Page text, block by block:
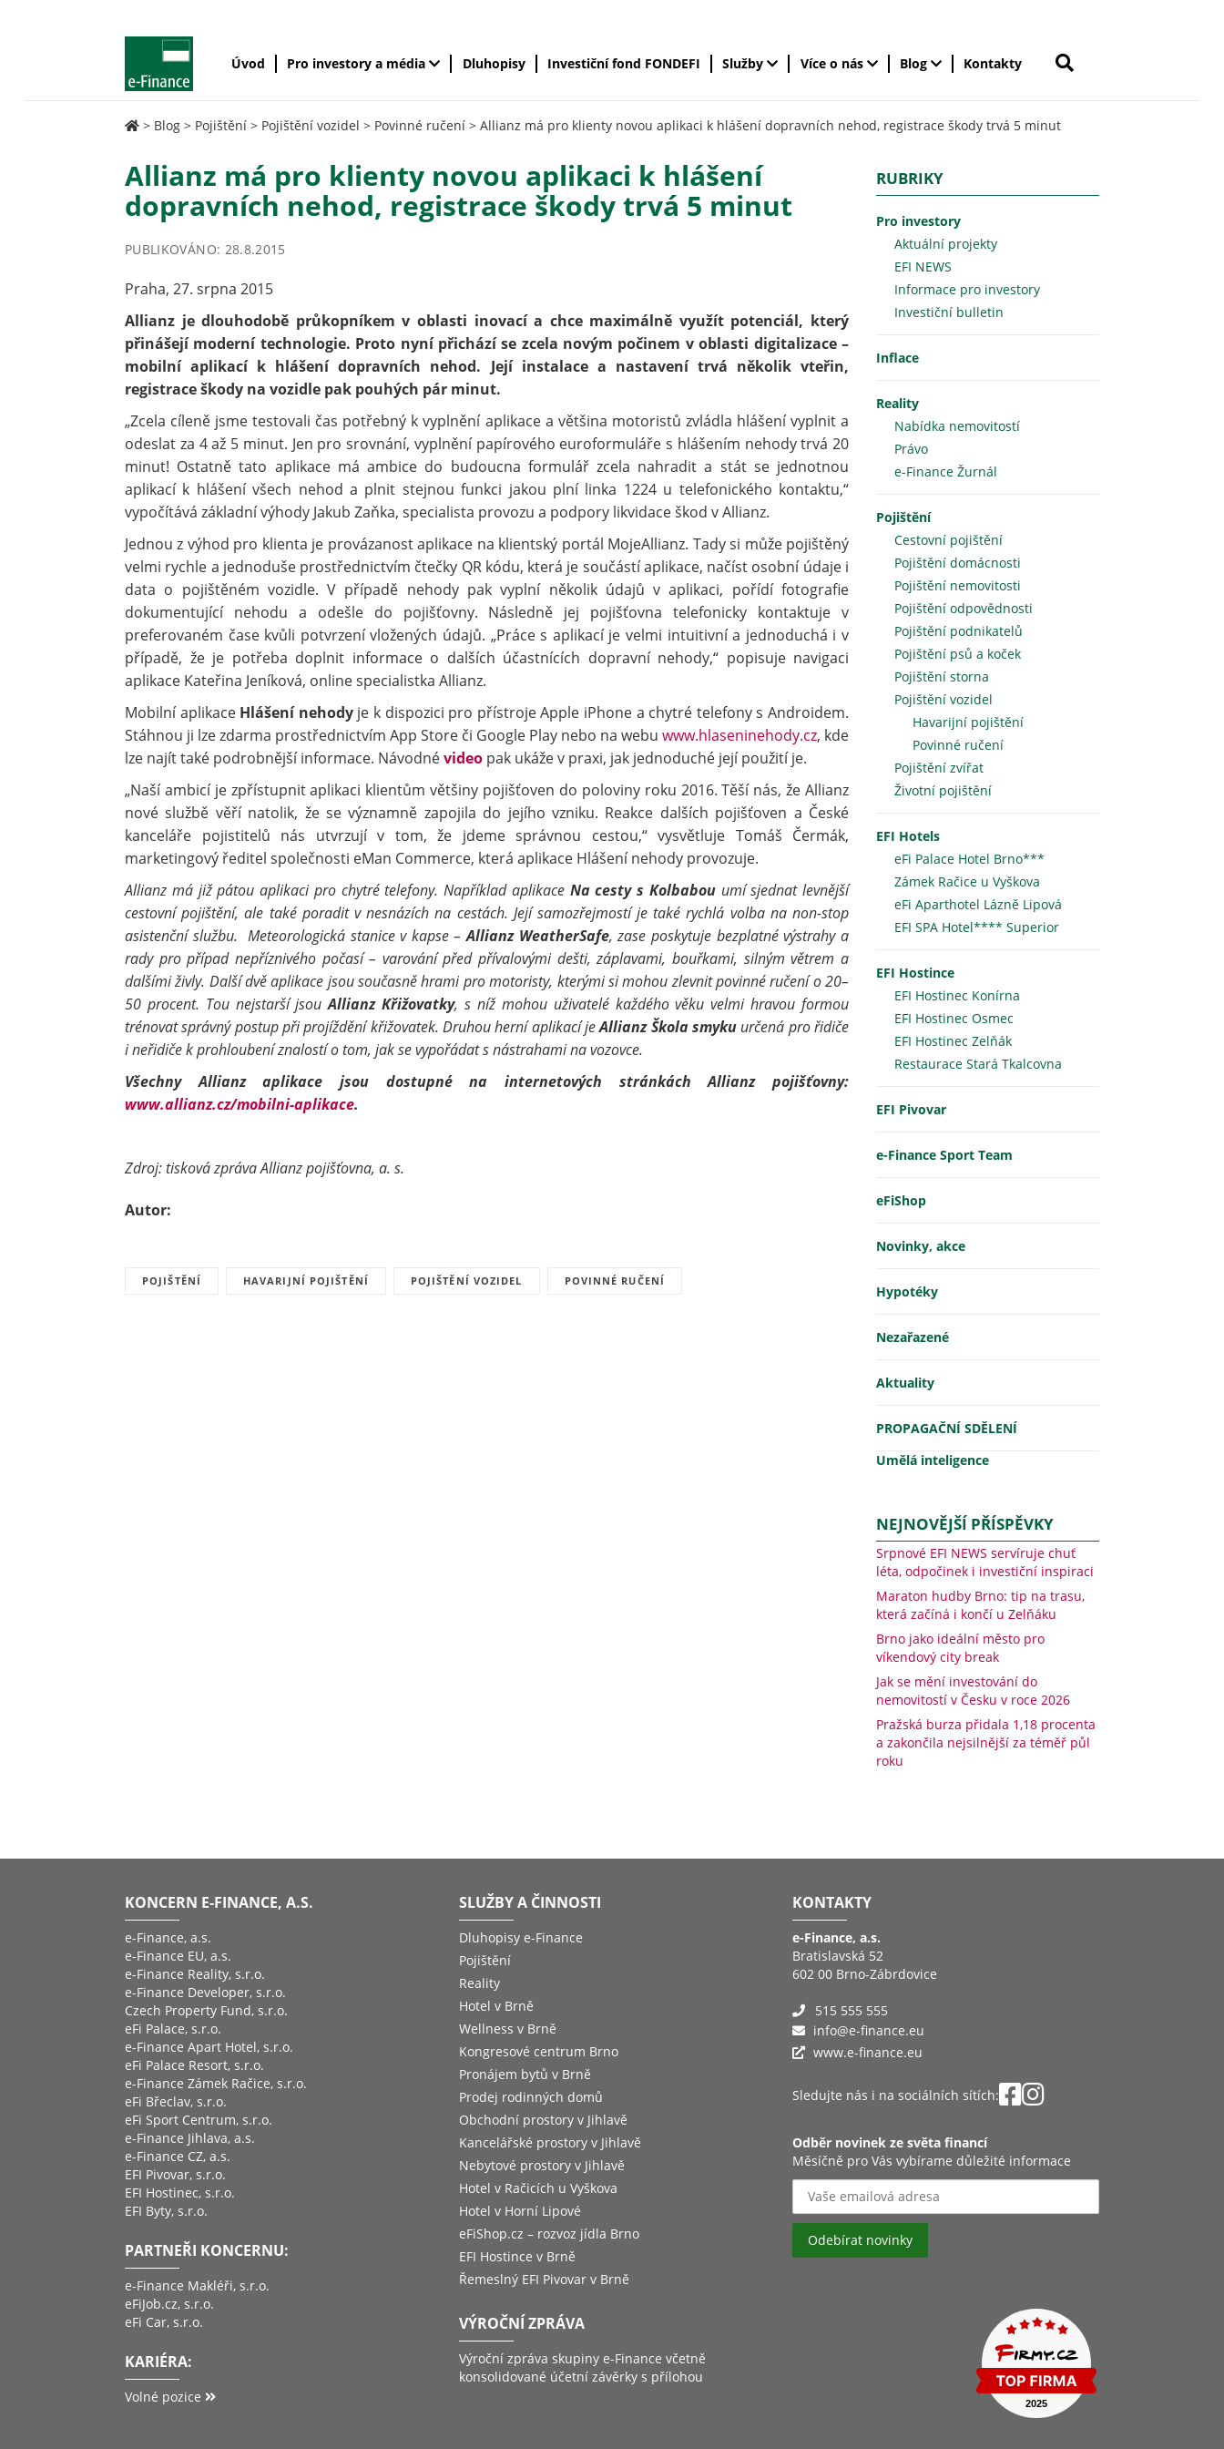
Úvod Pro investory a média Dluhopisy Investiční fond FONDEFI Služby Více o nás Blog Kontakty
> Blog > Pojištění > Pojištění vozidel > Povinné ručení > Allianz má pro klienty novou aplikaci k hlášení dopravních nehod, registrace škody trvá 5 minut
Allianz má pro klienty novou aplikaci k hlášení
dopravních nehod, registrace škody trvá 5 minut
PUBLIKOVÁNO: 28.8.2015
Praha, 27. srpna 2015
Allianz je dlouhodobě průkopníkem v oblasti inovací a chce maximálně využít potenciál, který
přinášejí moderní technologie. Proto nyní přichází se zcela novým počinem v oblasti digitalizace –
mobilní aplikací k hlášení dopravních nehod. Její instalace a nastavení trvá několik vteřin,
registrace škody na vozidle pak pouhých pár minut.
„Zcela cíleně jsme testovali čas potřebný k vyplnění aplikace a většina motoristů zvládla hlášení vyplnit a
odeslat za 4 až 5 minut. Jen pro srovnání, vyplnění papírového euroformuláře s hlášením nehody trvá 20
minut! Ostatně tato aplikace má ambice do budoucna formulář zcela nahradit a stát se jednotnou
aplikací k hlášení všech nehod a plnit stejnou funkci jakou plní linka 1224 u telefonického kontaktu,“
vypočítává základní výhody Jakub Zaňka, specialista provozu a podpory likvidace škod v Allianz.
Jednou z výhod pro klienta je provázanost aplikace na klientský portál MojeAllianz. Tady si může pojištěný
velmi rychle a jednoduše prostřednictvím čtečky QR kódu, která je součástí aplikace, načíst osobní údaje i
data o pojištěném vozidle. V případě nehody pak vyplní několik údajů v aplikaci, pořídí fotografie
dokumentující nehodu a odešle do pojišťovny. Následně jej pojišťovna telefonicky kontaktuje v
preferovaném čase kvůli potvrzení vložených údajů. „Práce s aplikací je velmi intuitivní a jednoduchá i v
případě, že je potřeba doplnit informace o dalších účastnících dopravní nehody,“ popisuje navigaci
aplikace Kateřina Jeníková, online specialistka Allianz.
Mobilní aplikace Hlášení nehodyje k dispozici pro přístroje Apple iPhone a chytré telefony s Androidem.
Stáhnou ji lze zdarma prostřednictvím App Store či Google Play nebo na webu www.hlaseninehody.cz, kde
lze najít také podrobnější informace. Návodnévideo pak ukáže v praxi, jak jednoduché její použití je.
„Naší ambicí je zpřístupnit aplikaci klientům většiny pojišťoven do poloviny roku 2016. Těší nás, že Allianz
nové službě věří natolik, že se významně zapojila do jejího vzniku. Reakce dalších pojišťoven a České
kanceláře pojistitelů nás utvrzují v tom, že jdeme správnou cestou,“ vysvětluje Tomáš Čermák,
marketingový ředitel společnosti eMan Commerce, která aplikace Hlášení nehody provozuje.
Allianz má již pátou aplikaci pro chytré telefony. Například aplikace Na cesty s Kolbabouumí sjednat levnější
cestovní pojištění, ale také poradit v nesnázích na cestách. Její samozřejmostí je také rychlá volba na non-stop
asistenční službu. Meteorologická stanice v kapse –Allianz WeatherSafe, zase poskytuje bezplatné výstrahy a
rady pro případ nepříznivého počasí – varování před přívalovými dešti, záplavami, bouřkami, silným větrem a
dalšími živly. Další dvě aplikace jsou současně hrami pro motoristy, kterými si mohou zlevnit povinné ručení o 20–
50 procent. Tou nejstarší jsouAllianz Křižovatky, s níž mohou uživatelé každého věku velmi hravou formou
trénovat správný postup při projíždění křižovatek. Druhou herní aplikací jeAllianz Škola smyku určená pro řidiče
i neřidiče k prohloubení znalostí o tom, jak se vypořádat s nástrahami na vozovce.
Všechny Allianz aplikace jsou dostupné na internetových stránkách Allianz pojišťovny:
www.allianz.cz/mobilni-aplikace.
Zdroj: tisková zpráva Allianz pojišťovna, a. s.
Autor:
POJIŠTĚNÍ HAVARIJNÍ POJIŠTĚNÍ POJIŠTĚNÍ VOZIDEL POVINNÉ RUČENÍ
RUBRIKY
Pro investory
Aktuální projekty
EFI NEWS
Informace pro investory
Investiční bulletin
Inflace
Reality
Nabídka nemovitostí
Právo
e-Finance Žurnál
Pojištění
Cestovní pojištění
Pojištění domácnosti
Pojištění nemovitosti
Pojištění odpovědnosti
Pojištění podnikatelů
Pojištění psů a koček
Pojištění storna
Pojištění vozidel
Havarijní pojištění
Povinné ručení
Pojištění zvířat
Životní pojištění
EFI Hotels
eFi Palace Hotel Brno***
Zámek Račice u Vyškova
eFi Aparthotel Lázně Lipová
EFI SPA Hotel**** Superior
EFI Hostince
EFI Hostinec Konírna
EFI Hostinec Osmec
EFI Hostinec Zelňák
Restaurace Stará Tkalcovna
EFI Pivovar
e-Finance Sport Team
eFiShop
Novinky, akce
Hypotéky
Nezařazené
Aktuality
PROPAGAČNÍ SDĚLENÍ
Umělá inteligence
NEJNOVĚJŠÍ PŘÍSPĚVKY
Srpnové EFI NEWS servíruje chuť
léta, odpočinek i investiční inspiraci
Maraton hudby Brno: tip na trasu,
která začíná i končí u Zelňáku
Brno jako ideální město pro
víkendový city break
Jak se mění investování do
nemovitostí v Česku v roce 2026
Pražská burza přidala 1,18 procenta
a zakončila nejsilnější za téměř půl
roku
KONCERN E-FINANCE, A.S.
e-Finance, a.s.
e-Finance EU, a.s.
e-Finance Reality, s.r.o.
e-Finance Developer, s.r.o.
Czech Property Fund, s.r.o.
eFi Palace, s.r.o.
e-Finance Apart Hotel, s.r.o.
eFi Palace Resort, s.r.o.
e-Finance Zámek Račice, s.r.o.
eFi Břeclav, s.r.o.
eFi Sport Centrum, s.r.o.
e-Finance Jihlava, a.s.
e-Finance CZ, a.s.
EFI Pivovar, s.r.o.
EFI Hostinec, s.r.o.
EFI Byty, s.r.o.
PARTNEŘI KONCERNU:
e-Finance Makléři, s.r.o.
eFiJob.cz, s.r.o.
eFi Car, s.r.o.
KARIÉRA:
Volné pozice
SLUŽBY A ČINNOSTI
Dluhopisy e-Finance
Pojištění
Reality
Hotel v Brně
Wellness v Brně
Kongresové centrum Brno
Pronájem bytů v Brně
Prodej rodinných domů
Obchodní prostory v Jihlavě
Kancelářské prostory v Jihlavě
Nebytové prostory v Jihlavě
Hotel v Račicích u Vyškova
Hotel v Horní Lipové
eFiShop.cz – rozvoz jídla Brno
EFI Hostince v Brně
Řemeslný EFI Pivovar v Brně
VÝROČNÍ ZPRÁVA
Výroční zpráva skupiny e-Finance včetně
konsolidované účetní závěrky s přílohou
KONTAKTY
e-Finance, a.s.
Bratislavská 52
602 00 Brno-Zábrdovice
515 555 555
info@e-finance.eu
www.e-finance.eu
Sledujte nás i na sociálních sítích:
Odběr novinek ze světa financí
Měsíčně pro Vás vybírame důležité informace